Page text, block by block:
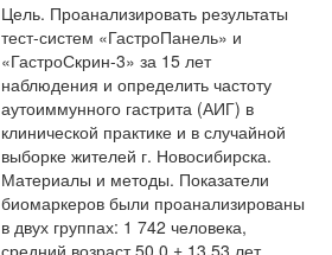
Цель. Проанализировать результаты
тест-систем «ГастроПанель» и
«ГастроСкрин-3» за 15 лет
наблюдения и определить частоту
аутоиммунного гастрита (АИГ) в
клинической практике и в случайной
выборке жителей г. Новосибирска.
Материалы и методы. Показатели
биомаркеров были проанализированы
в двух группах: 1 742 человека,
средний возраст 50,0 ± 13,53 лет